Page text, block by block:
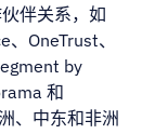
伴关系，如
、OneTrust、
by
和
、中东和非洲